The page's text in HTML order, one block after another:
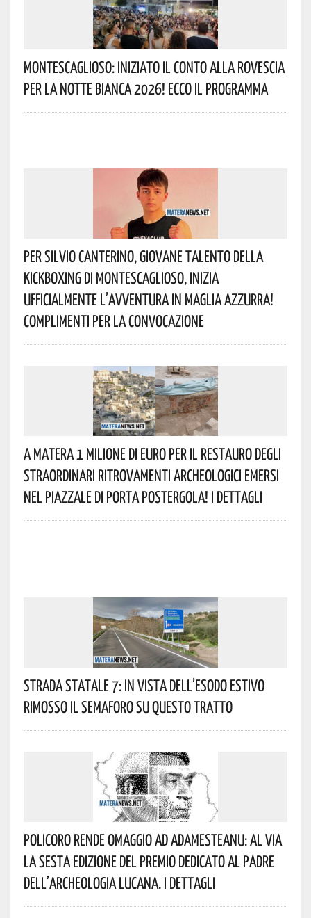
Montescaglioso: Iniziato Il Conto Alla Rovescia
Per La Notte Bianca 2026! Ecco Il Programma
Per Silvio Canterino, Giovane Talento Della
Kickboxing Di Montescaglioso, Inizia
Ufficialmente L’avventura In Maglia Azzurra!
Complimenti Per La Convocazione
A Matera 1 Milione Di Euro Per Il Restauro Degli
Straordinari Ritrovamenti Archeologici Emersi
Nel Piazzale Di Porta Postergola! I Dettagli
Strada Statale 7: In Vista Dell’esodo Estivo
Rimosso Il Semaforo Su Questo Tratto
Policoro Rende Omaggio Ad Adamesteanu: Al Via
La Sesta Edizione Del Premio Dedicato Al Padre
Dell’archeologia Lucana. I Dettagli